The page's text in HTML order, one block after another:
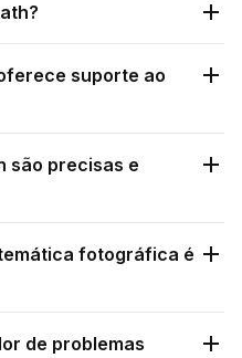
suporte ao
são precisas e
fotográfica é
de problemas